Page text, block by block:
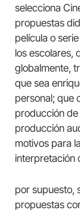
selecciona
propuestas
película o
los escolares,
globalmente,
que sea
personal; que
producción de
producción
motivos para
interpretación
por supuesto,
propuestas